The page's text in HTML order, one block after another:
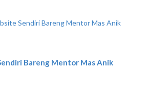
Bareng Mentor Mas Anik